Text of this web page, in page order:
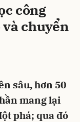
công
chuyển
sâu, hơn 50
mang lại
phá; qua đó